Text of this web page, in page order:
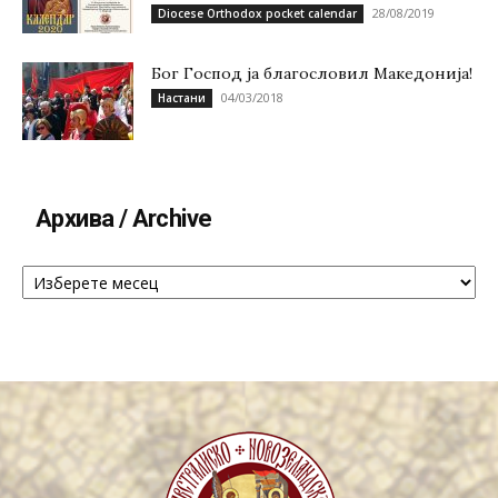
Diocese Orthodox pocket calendar 28/08/2019
Бог Господ ја благословил Македонија!
Настани 04/03/2018
Архива / Archive
Архива